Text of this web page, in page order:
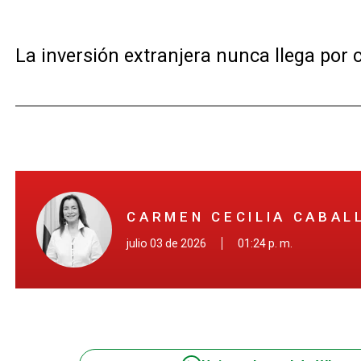
La inversión extranjera nunca llega por
CARMEN CECILIA
julio 03 de 2026 01:24 p. m.